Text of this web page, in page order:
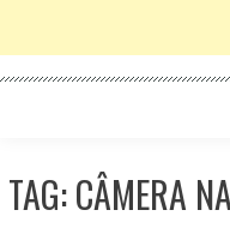
TAG: CÂMERA